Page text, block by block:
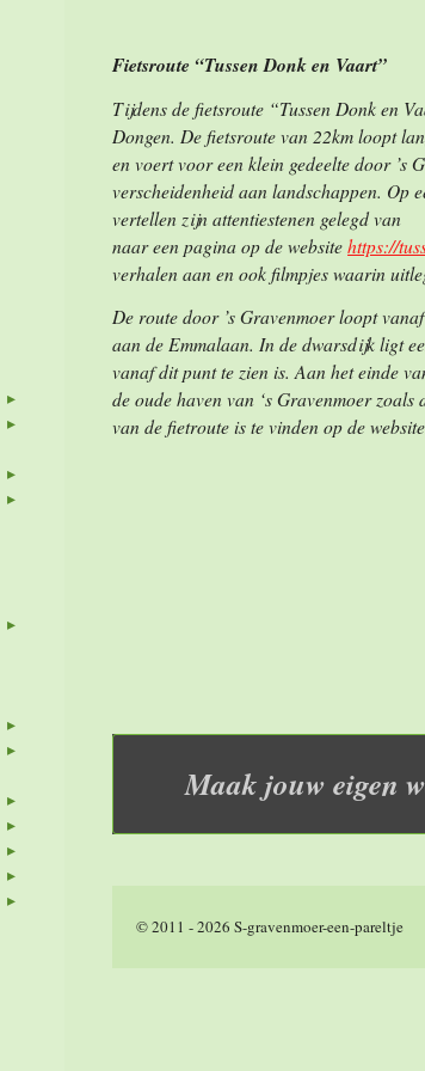
Fietsroute “Tussen Donk en Vaart”
Tijdens de fietsroute “Tussen Donk en
Dongen. De fietsroute van 22km loopt
en voert voor een klein gedeelte door ’s
verscheidenheid aan landschappen. Op
vertellen zijn attentiestenen gelegd
naar een pagina op de websitehttps://
verhalen aan en ook filmpjes waarin
De route door ’s Gravenmoer loopt
aan de Emmalaan. In de dwarsdijk ligt
vanaf dit punt te zien is. Aan het einde
de oude haven van ‘s Gravenmoer
van de fietroute is te vinden op de
Maak jouw eigen
© 2011 - 2026 S-gravenmoer-een-pareltje